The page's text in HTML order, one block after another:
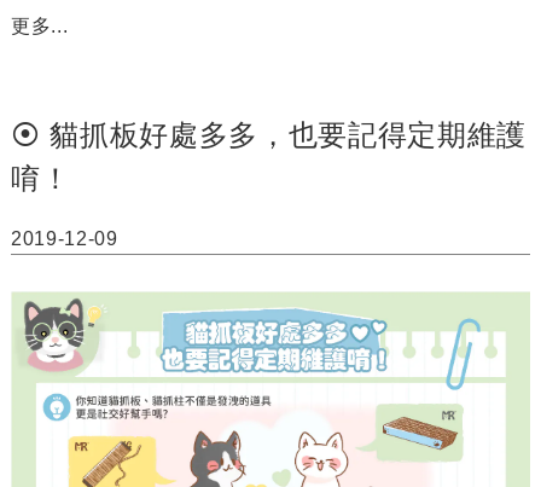
更多...
⦿ 貓抓板好處多多，也要記得定期維護
唷！
2019-12-09